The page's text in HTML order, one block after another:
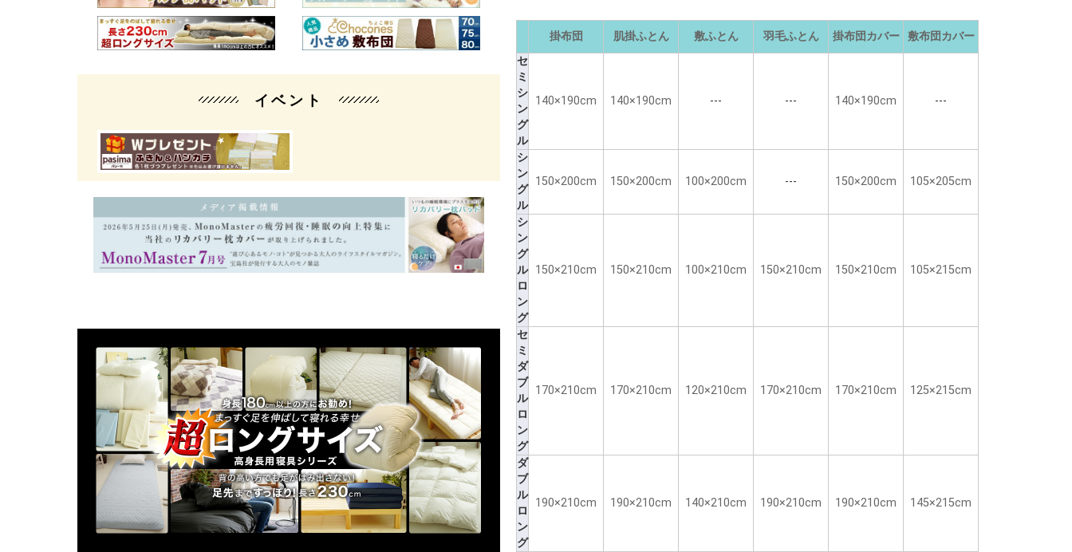
イベント
掛布団 肌掛ふとん 敷ふとん 羽毛ふとん 掛布団カバー
敷布団カバー
セ
ミ
シ
ン
グ
ル
140×190cm 140×190cm --- --- 140×190cm ---
シ
ン
グ
ル
150×200cm 150×200cm 100×200cm --- 150×200cm 105×205cm
シ
ン
グ
ル
ロ
ン
グ
150×210cm 150×210cm 100×210cm 150×210cm 150×210cm 105×215cm
セ
ミ
ダ
ブ
ル
ロ
ン
グ
170×210cm 170×210cm 120×210cm 170×210cm 170×210cm 125×215cm
ダ
ブ
ル
ロ
ン
グ
190×210cm 190×210cm 140×210cm 190×210cm 190×210cm 145×215cm